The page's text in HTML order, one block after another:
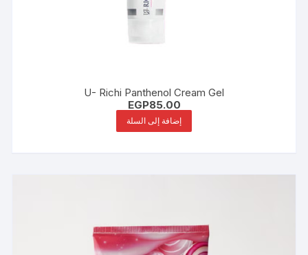
U- Richi Panthenol Cream Gel
EGP85.00
إضافة إلى السلة